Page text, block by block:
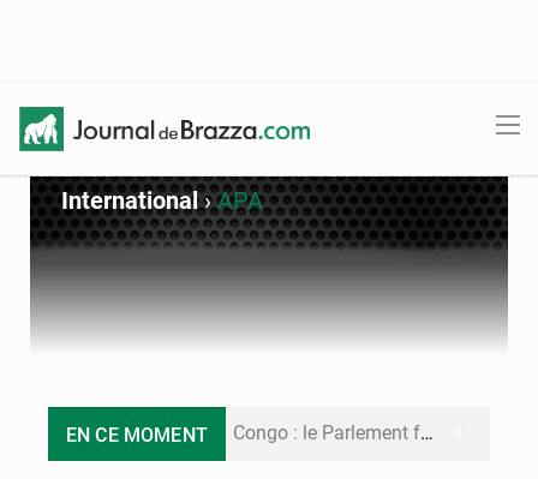
International›APA
EN CE MOMENT Congo : le Parlement formule 28 recommandations sur le Cadre budgétaire 2027-2029